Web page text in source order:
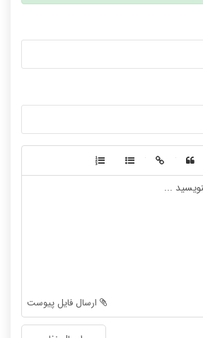
-
-
-
-
-
-